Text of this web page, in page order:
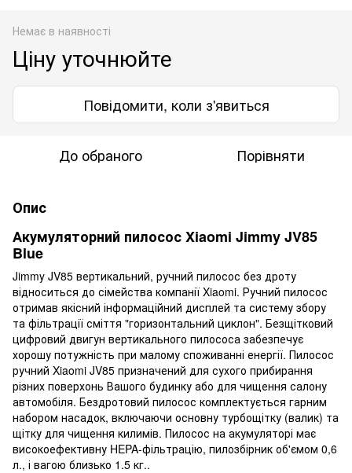
Немає в наявності
Ціну уточнюйте
Повідомити, коли з'явиться
До обраного Порівняти
Опис
Акумуляторний пилосос Xiaomi Jimmy JV85
Blue
Jimmy JV85 вертикальний, ручний пилосос без дроту
відноситься до сімейства компанії Xiaomi. Ручний пилосос
отримав якісний інформаційний дисплей та систему збору
та фільтрації сміття "горизонтальний циклон". Безщітковий
цифровий двигун вертикального пилососа забезпечує
хорошу потужність при малому споживанні енергії. Пилосос
ручний Xiaomi JV85 призначений для сухого прибирання
різних поверхонь Вашого будинку або для чищення салону
автомобіля. Бездротовий пилосос комплектується гарним
набором насадок, включаючи основну турбощітку (валик) та
щітку для чищення килимів. Пилосос на акумуляторі має
високоефективну HEPA-фільтрацію, пилозбірник об'ємом 0,6
л., і вагою близько 1.5 кг..